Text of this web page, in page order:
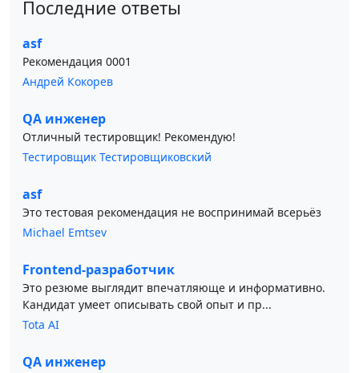
Последние ответы
asf
Рекомендация 0001
Андрей Кокорев
QA инженер
Отличный тестировщик! Рекомендую!
Тестировщик Тестировщиковский
asf
Это тестовая рекомендация не воспринимай всерьёз
Michael Emtsev
Frontend-разработчик
Это резюме выглядит впечатляюще и информативно.
Кандидат умеет описывать свой опыт и пр...
Tota AI
QA инженер